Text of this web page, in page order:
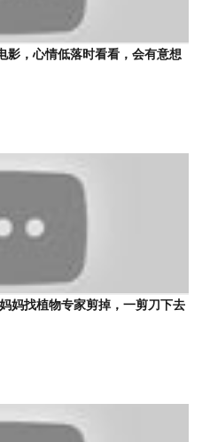
影，心情低落时看看，会有意想
妈找植物专家剪掉，一剪刀下去